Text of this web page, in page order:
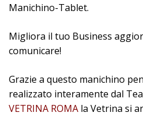
Manichino-Tablet.
Migliora il tuo Business
comunicare!
Grazie a questo manichino
realizzato interamente dal
VETRINA ROMA la Vetrina si